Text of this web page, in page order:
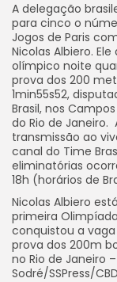
A delegação
para cinco o
Jogos de Paris
Nicolas Albiero.
olímpico noite
prova dos 200
1min55s52,
Brasil, nos
do Rio de
transmissão ao
canal do Time
eliminatórias
18h (horários de
Nicolas Albiero
primeira
conquistou a
prova dos 200m
no Rio de Janeiro
Sodré/SSPress/